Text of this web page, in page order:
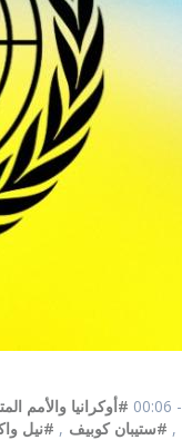
#أوكرانيا والأمم
, #ستيبان كوبيف , #نيل